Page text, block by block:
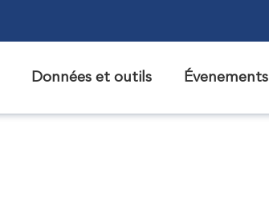
Données et outils Évenements